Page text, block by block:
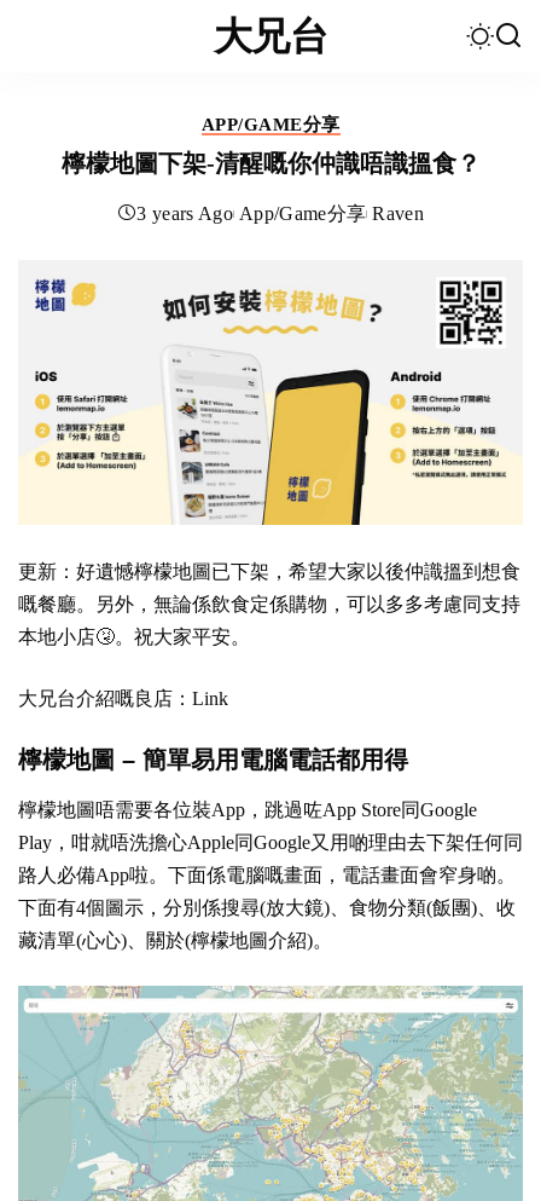
大兄台
APP/GAME分享
檸檬地圖下架-清醒嘅你仲識唔識搵食？
3 years Ago App/Game分享 Raven
更新：好遺憾檸檬地圖已下架，希望大家以後仲識搵到想食
嘅餐廳。另外，無論係飲食定係購物，可以多多考慮同支持
本地小店🤧。祝大家平安。
大兄台介紹嘅良店： Link
檸檬地圖 – 簡單易用電腦電話都用得
檸檬地圖唔需要各位裝App，跳過咗App Store同Google
Play，咁就唔洗擔心Apple同Google又用啲理由去下架任何同
路人必備App啦。下面係電腦嘅畫面，電話畫面會窄身啲。
下面有4個圖示，分別係搜尋(放大鏡)、食物分類(飯團)、收
藏清單(心心)、關於(檸檬地圖介紹)。